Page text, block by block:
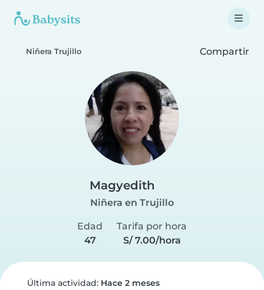
Niñera Trujillo Compartir
Magyedith
Niñera en Trujillo
Edad
47
Tarifa por hora
S/ 7.00/hora
Última actividad: Hace 2 meses